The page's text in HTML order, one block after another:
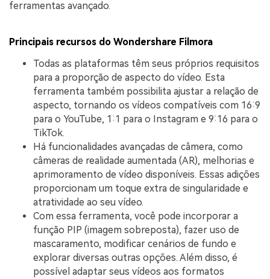
ferramentas avançado.
Principais recursos do Wondershare Filmora
Todas as plataformas têm seus próprios requisitos
para a proporção de aspecto do vídeo. Esta
ferramenta também possibilita ajustar a relação de
aspecto, tornando os vídeos compatíveis com 16:9
para o YouTube, 1:1 para o Instagram e 9:16 para o
TikTok.
Há funcionalidades avançadas de câmera, como
câmeras de realidade aumentada (AR), melhorias e
aprimoramento de vídeo disponíveis. Essas adições
proporcionam um toque extra de singularidade e
atratividade ao seu vídeo.
Com essa ferramenta, você pode incorporar a
função PIP (imagem sobreposta), fazer uso de
mascaramento, modificar cenários de fundo e
explorar diversas outras opções. Além disso, é
possível adaptar seus vídeos aos formatos